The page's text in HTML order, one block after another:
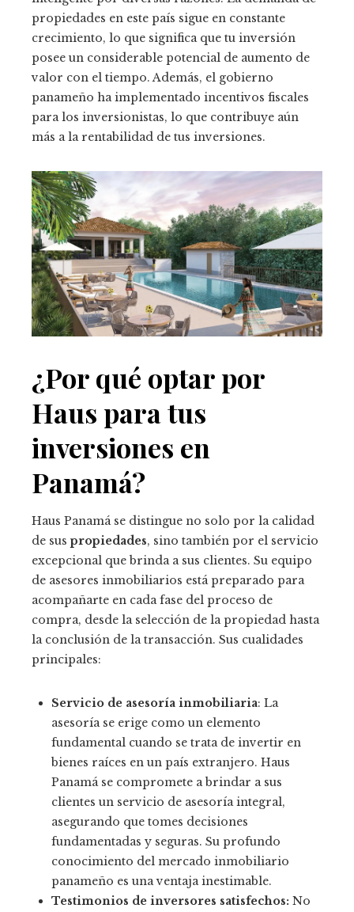
propiedades en este país sigue en constante
crecimiento, lo que significa que tu inversión
posee un considerable potencial de aumento de
valor con el tiempo. Además, el gobierno
panameño ha implementado incentivos fiscales
para los inversionistas, lo que contribuye aún
más a la rentabilidad de tus inversiones.
¿Por qué optar por
Haus para tus
inversiones en
Panamá?
Haus Panamá se distingue no solo por la calidad
de suspropiedades, sino también por el servicio
excepcional que brinda a sus clientes. Su equipo
de asesores inmobiliarios está preparado para
acompañarte en cada fase del proceso de
compra, desde la selección de la propiedad hasta
la conclusión de la transacción. Sus cualidades
principales:
Servicio de asesoría inmobiliaria: La
asesoría se erige como un elemento
fundamental cuando se trata de invertir en
bienes raíces en un país extranjero. Haus
Panamá se compromete a brindar a sus
clientes un servicio de asesoría integral,
asegurando que tomes decisiones
fundamentadas y seguras. Su profundo
conocimiento del mercado inmobiliario
panameño es una ventaja inestimable.
Testimonios de inversores satisfechos: No